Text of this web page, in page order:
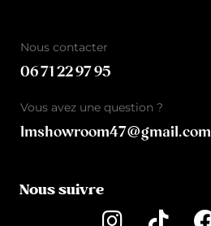
Nous contacter
06 71 22 97 95
Vous avez une question ?
lmshowroom47@gmail.com
Nous suivre